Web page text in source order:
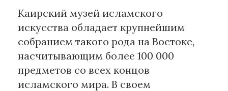
Каирский музей исламского
искусства обладает крупнейшим
собранием такого рода на Востоке,
насчитывающим более 100 000
предметов со всех концов
исламского мира. В своем